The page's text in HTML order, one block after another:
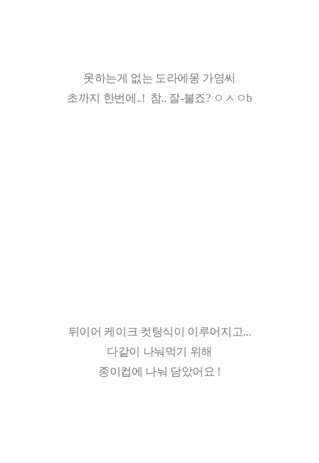
못하는게 없는 도라에몽 가영씨
초까지 한번에..! 참.. 잘-불죠? ㅇㅅㅇb
뒤이어 케이크 컷팅식이 이루어지고...
다같이 나눠먹기 위해
종이컵에 나눠 담았어요 !